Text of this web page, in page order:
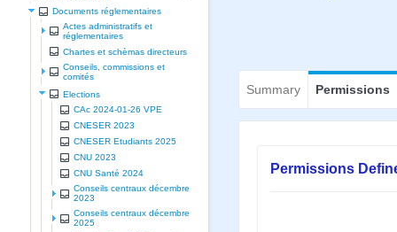
Documents réglementaires
Actes administratifs et
réglementaires
Chartes et schèmas directeurs
Conseils, commissions et
comités
Elections
CAc 2024-01-26 VPE
CNESER 2023
CNESER Etudiants 2025
CNU 2023
CNU Santé 2024
Conseils centraux décembre
2023
Conseils centraux décembre
2025
Summary Permissions
Permissions